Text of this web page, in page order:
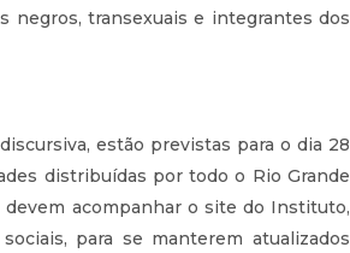
negros, transexuais e integrantes dos
estão previstas para o dia 28
distribuídas por todo o Rio Grande
devem acompanhar o site do Instituto,
para se manterem atualizados